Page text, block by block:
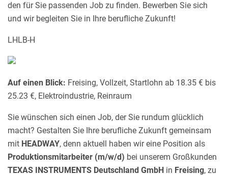
den für Sie passenden Job zu finden. Bewerben Sie sich
und wir begleiten Sie in Ihre berufliche Zukunft!
LHLB-H
Auf einen Blick: Freising, Vollzeit, Startlohn ab 18.35 € bis
25.23 €, Elektroindustrie, Reinraum
Sie wünschen sich einen Job, der Sie rundum glücklich
macht? Gestalten Sie Ihre berufliche Zukunft gemeinsam
mit HEADWAY, denn aktuell haben wir eine Position als
Produktionsmitarbeiter (m/w/d) bei unserem Großkunden
TEXAS INSTRUMENTS Deutschland GmbH in Freising, zu